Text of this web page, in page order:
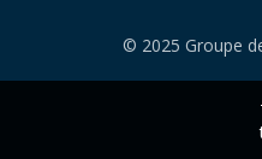
© 2025 Groupe